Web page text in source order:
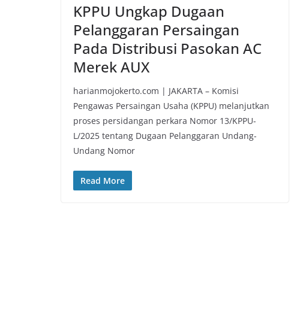
KPPU Ungkap Dugaan
Pelanggaran Persaingan
Pada Distribusi Pasokan AC
Merek AUX
harianmojokerto.com | JAKARTA – Komisi
Pengawas Persaingan Usaha (KPPU) melanjutkan
proses persidangan perkara Nomor 13/KPPU-
L/2025 tentang Dugaan Pelanggaran Undang-
Undang Nomor
Read More